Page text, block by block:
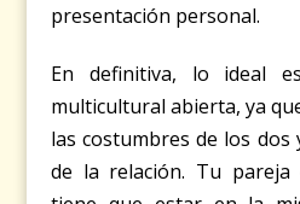
presentación personal.
En definitiva, lo ideal
multicultural abierta, ya
las costumbres de los
de la relación. Tu pareja